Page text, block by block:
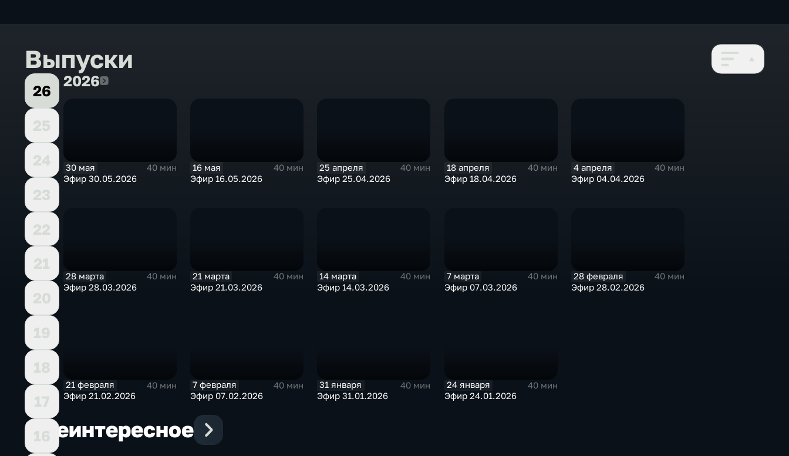
Выпуски
26
25
24
23
22
21
20
19
18
17
16
20262026
30 мая
40 мин
Эфир 30.05.2026
16 мая
40 мин
Эфир 16.05.2026
25 апреля
40 мин
Эфир 25.04.2026
18 апреля
40 мин
Эфир 18.04.2026
4 апреля
40 мин
Эфир 04.04.2026
28 марта
40 мин
Эфир 28.03.2026
21 марта
40 мин
Эфир 21.03.2026
14 марта
40 мин
Эфир 14.03.2026
7 марта
40 мин
Эфир 07.03.2026
28 февраля
40 мин
Эфир 28.02.2026
21 февраля
40 мин
Эфир 21.02.2026
7 февраля
40 мин
Эфир 07.02.2026
31 января
40 мин
Эфир 31.01.2026
24 января
40 мин
Эфир 24.01.2026
Ещеинтересное